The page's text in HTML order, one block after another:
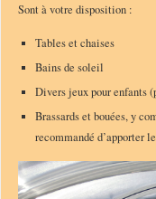
Sont à votre disposition :
Tables et chaises
Bains de soleil
Divers jeux pour enfants
Brassards et bouées, y
recommandé d’apporter